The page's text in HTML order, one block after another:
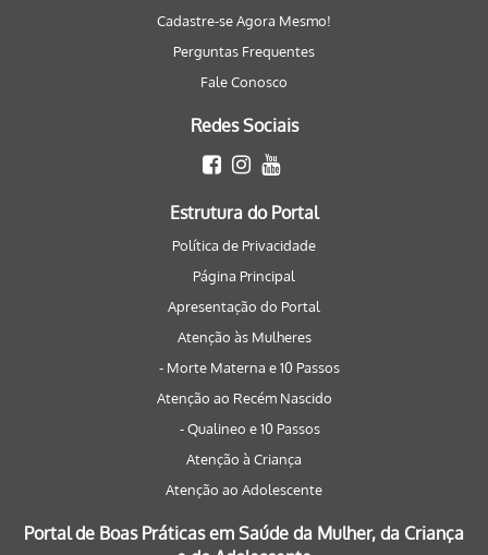
Cadastre-se Agora Mesmo!
Perguntas Frequentes
Fale Conosco
Redes Sociais
Estrutura do Portal
Política de Privacidade
Página Principal
Apresentação do Portal
Atenção às Mulheres
- Morte Materna e 10 Passos
Atenção ao Recém Nascido
- Qualineo e 10 Passos
Atenção à Criança
Atenção ao Adolescente
Portal de Boas Práticas em Saúde da Mulher, da Criança